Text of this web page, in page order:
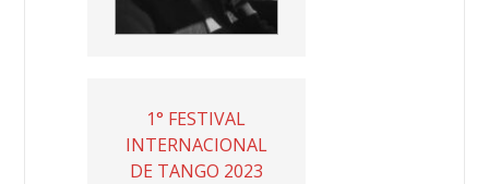
1° FESTIVAL
INTERNACIONAL
DE TANGO 2023